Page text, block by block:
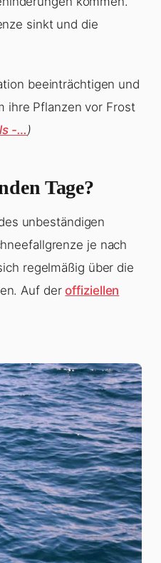
sinkt und die
beeinträchtigen und
ihre Pflanzen vor Frost
-…)
Tage?
unbeständigen
je nach
regelmäßig über die
Auf deroffiziellen